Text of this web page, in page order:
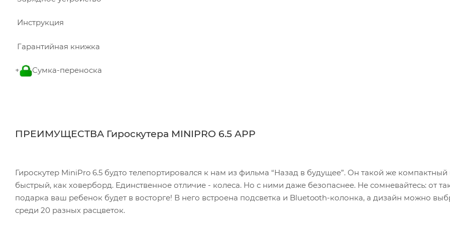
Инструкция
Гарантийная книжка
+ Сумка-переноска
ПРЕИМУЩЕСТВА Гироскутера MINIPRO 6.5 APP
Гироскутер MiniPro 6.5 будто телепортировался к нам из фильма “Назад в будущее”. Он такой же компактный
быстрый, как ховерборд. Единственное отличие - колеса. Но с ними даже безопаснее. Не сомневайтесь: от
подарка ваш ребенок будет в восторге! В него встроена подсветка и Bluetooth-колонка, а дизайн можно
среди 20 разных расцветок.